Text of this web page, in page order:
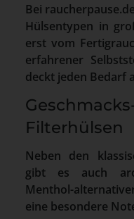
Bei
Hülsentypen in
erst vom
erfahrener
deckt jeden Bedarf
Filterhülsen
Neben den
gibt es auch
Menthol-
eine besondere